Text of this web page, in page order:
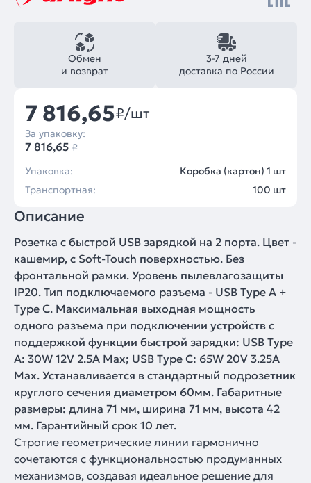
3-7 дней
доставка по России
Обмен
и возврат
7 816,65₽/шт
За упаковку:
7 816,65 ₽
Упаковка:
Коробка (картон) 1 шт
Транспортная:
100 шт
Описание
Розетка с быстрой USB зарядкой на 2 порта. Цвет -
кашемир, с Soft-Touch поверхностью. Без
фронтальной рамки. Уровень пылевлагозащиты
IP20. Тип подключаемого разъема - USB Type A +
Type C. Максимальная выходная мощность
одного разъема при подключении устройств с
поддержкой функции быстрой зарядки: USB Type
A: 30W 12V 2.5A Max; USB Type C: 65W 20V 3.25A
Max. Устанавливается в стандартный подрозетник
круглого сечения диаметром 60мм. Габаритные
размеры: длина 71 мм, ширина 71 мм, высота 42
мм. Гарантийный срок 10 лет.
Строгие геометрические линии гармонично
сочетаются с функциональностью продуманных
механизмов, создавая идеальное решение для